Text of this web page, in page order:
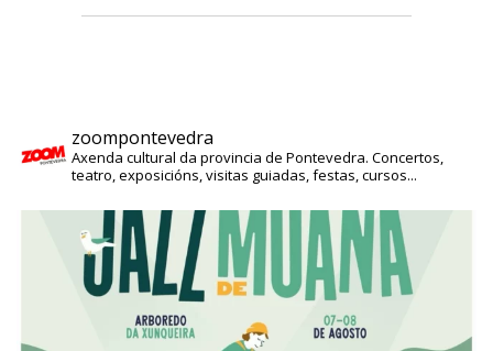
zoompontevedra
Axenda cultural da provincia de Pontevedra. Concertos,
teatro, exposicións, visitas guiadas, festas, cursos...